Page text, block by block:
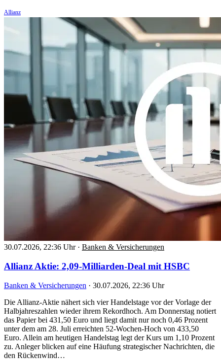
Allianz
30.07.2026, 22:36 Uhr · Banken & Versicherungen
Allianz Aktie: 2,09-Milliarden-Deal mit HSBC
Banken & Versicherungen · 30.07.2026, 22:36 Uhr
Die Allianz-Aktie nähert sich vier Handelstage vor der Vorlage der
Halbjahreszahlen wieder ihrem Rekordhoch. Am Donnerstag notiert
das Papier bei 431,50 Euro und liegt damit nur noch 0,46 Prozent
unter dem am 28. Juli erreichten 52-Wochen-Hoch von 433,50
Euro. Allein am heutigen Handelstag legt der Kurs um 1,10 Prozent
zu. Anleger blicken auf eine Häufung strategischer Nachrichten, die
den Rückenwind…